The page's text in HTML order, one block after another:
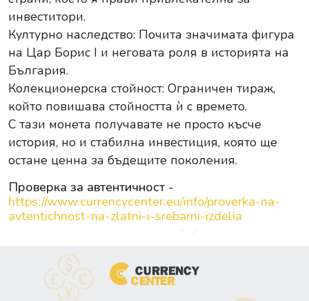
инвеститори.
Културно наследство: Почита значимата фигура
на Цар Борис I и неговата роля в историята на
България.
Колекционерска стойност: Ограничен тираж,
който повишава стойността ѝ с времето.
С тази монета получавате не просто късче
история, но и стабилна инвестиция, която ще
остане ценна за бъдещите поколения.
Проверка за автентичност -
https://www.currencycenter.eu/info/proverka-na-
avtentichnost-na-zlatni-i-srebarni-izdelia